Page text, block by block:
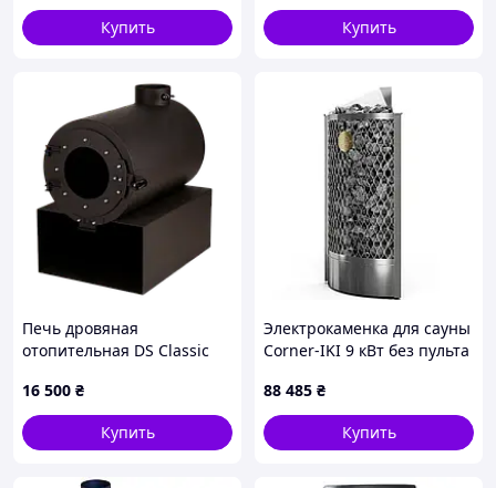
Купить
Купить
Печь дровяная
отопительная DS Classic
16 500 ₴
Купить
Электрокаменка для сауны
Corner-IKI 9 кВт без пульта
88 485 ₴
Купить